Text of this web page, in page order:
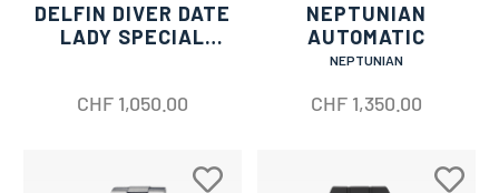
DELFIN DIVER DATE
LADY SPECIAL
CHF 1,050.00
NEPTUNIAN
AUTOMATIC
NEPTUNIAN
CHF 1,350.00